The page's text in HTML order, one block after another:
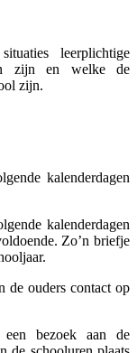
leerplichtige
zijn en welke de
zijn.
kalenderdagen
kalenderdagen
Zo’n briefje
de ouders contact op
bezoek aan de